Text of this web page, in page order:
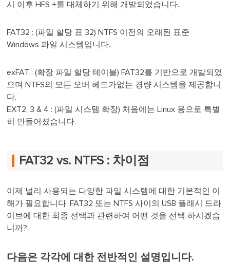
시 이후 HFS +를 대체하기 위해 개발되었습니다.
FAT32 : (파일 할당 표 32) NTFS 이전의 오래된 표준
Windows 파일 시스템입니다.
exFAT : (확장 파일 할당 테이블) FAT32를 기반으로 개발되었
으며 NTFS의 모든 오버 헤드가없는 경량 시스템을 제공합니
다.
EXT2, 3 & 4 : (파일 시스템 확장) 처음에는 Linux 용으로 특별
히 만들어졌습니다.
FAT32 vs. NTFS : 차이점
이제 널리 사용되는 다양한 파일 시스템에 대한 기본적인 이
해가 필요합니다. FAT32 또는 NTFS 사이의 USB 플래시 드라
이브에 대한 최종 선택과 관련하여 어떤 것을 선택 하시겠습
니까?
다음은 각각에 대한 전반적인 설명입니다.